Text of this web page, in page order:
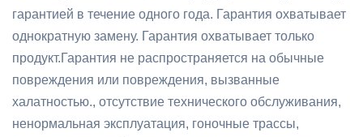
гарантией в течение одного года. Гарантия охватывает
однократную замену. Гарантия охватывает только
продукт.Гарантия не распространяется на обычные
повреждения или повреждения, вызванные
халатностью., отсутствие технического обслуживания,
ненормальная эксплуатация, гоночные трассы,